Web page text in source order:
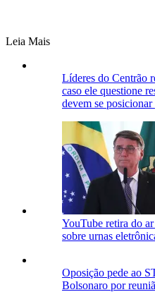
Leia Mais
Líderes do Centrão
caso ele questione
devem se
YouTube retira do
sobre urnas
Oposição pede ao
Bolsonaro por